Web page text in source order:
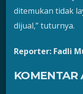
ditemukan tidak
dijual,” tuturnya.
Reporter: Fadli
KOMENTAR